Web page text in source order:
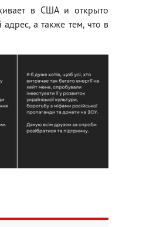
в США и открыто
а также тем, что в